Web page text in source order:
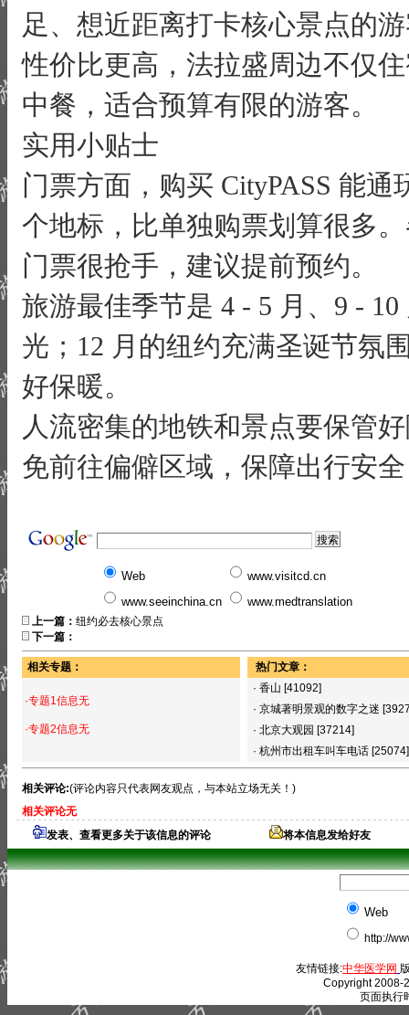
足、想近距离打卡核心景点的
性价比更高，法拉盛周边不仅
中餐，适合预算有限的游客。
实用小贴士
门票方面，购买 CityPASS 能
个地标，比单独购票划算很多
门票很抢手，建议提前预约。
旅游最佳季节是 4 - 5 月、9 -
光；12 月的纽约充满圣诞节氛
好保暖。
人流密集的地铁和景点要保管
免前往偏僻区域，保障出行安全
Web
www.visitcd.cn
www.seeinchina.cn
www.medtranslation
上一篇： 纽约必去核心景点
下一篇：
相关专题：
·专题1信息无
·专题2信息无
热门文章：
· 香山 [41092]
· 京城著明景观的数字之迷
· 北京大观园 [37214]
· 杭州市出租车叫车电话 [25074]
相关评论:(评论内容只代表网友观点，与本站立场无关！)
相关评论无
发表、查看更多关于该信息的评论
将本信息发给好友
Web
http://
友情链接:中华医学网
Copyright 2008-
页面执行